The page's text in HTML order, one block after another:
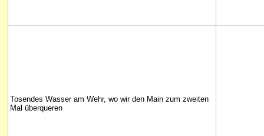
Tosendes Wasser am Wehr, wo wir den Main zum zweiten
Mal überqueren